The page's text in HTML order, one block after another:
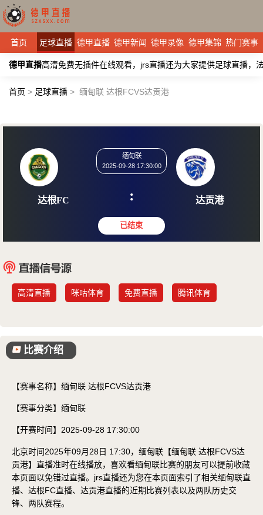
首页 足球直播 德甲直播 德甲新闻 德甲录像 德甲集锦 热门赛事
德甲直播高清免费无插件在线观看，jrs直播还为大家提供足球直播，
首页 > 足球直播 > 缅甸联 达根FCVS达贡港
达根FC
2025-09-28 17:30:00
: 达
高清直播 咪咕体育 免费直播 腾讯体育
比赛介绍
【赛事名称】 缅甸联 达根FCVS达贡港
【赛事分类】 缅甸联
【开赛时间】 2025-09-28 17:30:00
北京时间2025年09月28日 17:30，缅甸联【缅甸联 达根FCVS达
贡港】直播准时在线播放，喜欢看缅甸联比赛的朋友可以提前收藏
本页面以免错过直播。jrs直播还为您在本页面索引了相关缅甸联直
播、达根FC直播、达贡港直播的近期比赛列表以及两队历史交
锋、两队赛程。